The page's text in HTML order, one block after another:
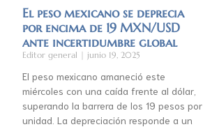
El peso mexicano se deprecia
por encima de 19 MXN/USD
ante incertidumbre global
Editor general junio 19, 2025
El peso mexicano amaneció este
miércoles con una caída frente al dólar,
superando la barrera de los 19 pesos por
unidad. La depreciación responde a un